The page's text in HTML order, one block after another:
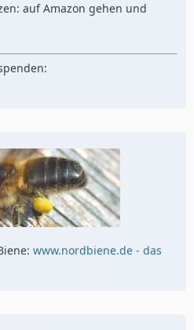
auf Amazon gehen und
www.nordbiene.de - das